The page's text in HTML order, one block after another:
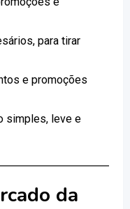
para tirar
e promoções
simples, leve e
da